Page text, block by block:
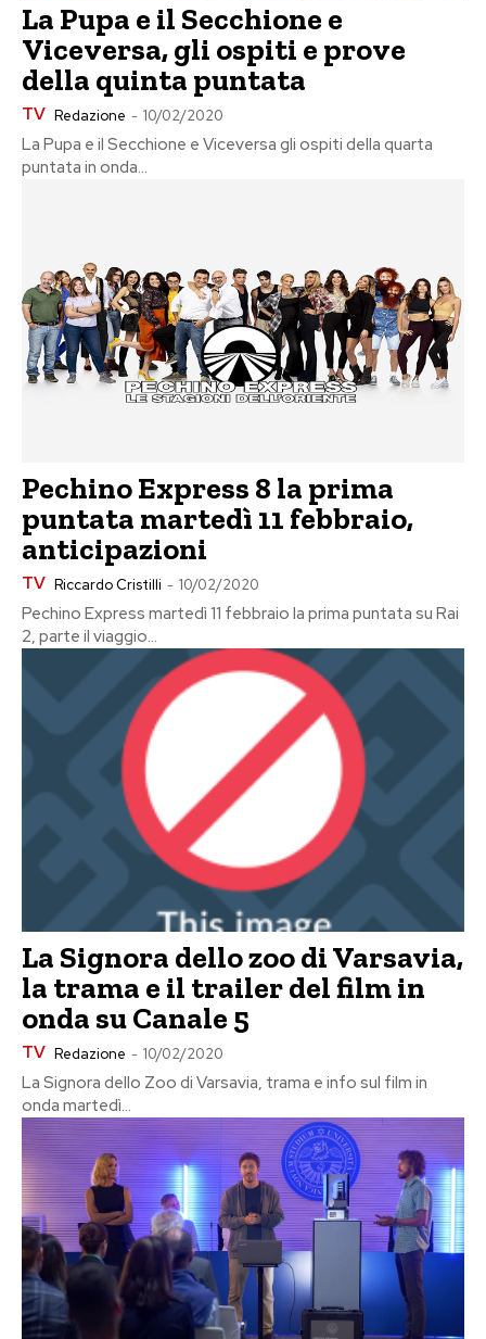
La Pupa e il Secchione e
Viceversa, gli ospiti e prove
della quinta puntata
TV Redazione - 10/02/2020
La Pupa e il Secchione e Viceversa gli ospiti della quarta
puntata in onda...
Pechino Express 8 la prima
puntata martedì 11 febbraio,
anticipazioni
TV Riccardo Cristilli - 10/02/2020
Pechino Express martedì 11 febbraio la prima puntata su Rai
2, parte il viaggio...
La Signora dello zoo di Varsavia,
la trama e il trailer del film in
onda su Canale 5
TV Redazione - 10/02/2020
La Signora dello Zoo di Varsavia, trama e info sul film in
onda martedì...